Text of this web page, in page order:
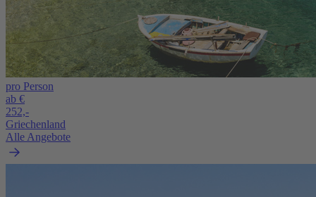
pro Person
ab €
252,-
Griechenland
Alle Angebote